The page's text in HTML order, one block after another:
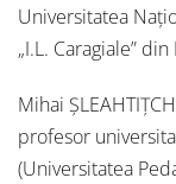
Universitatea
„I.L. Caragiale”
Mihai
profesor
(Universitatea